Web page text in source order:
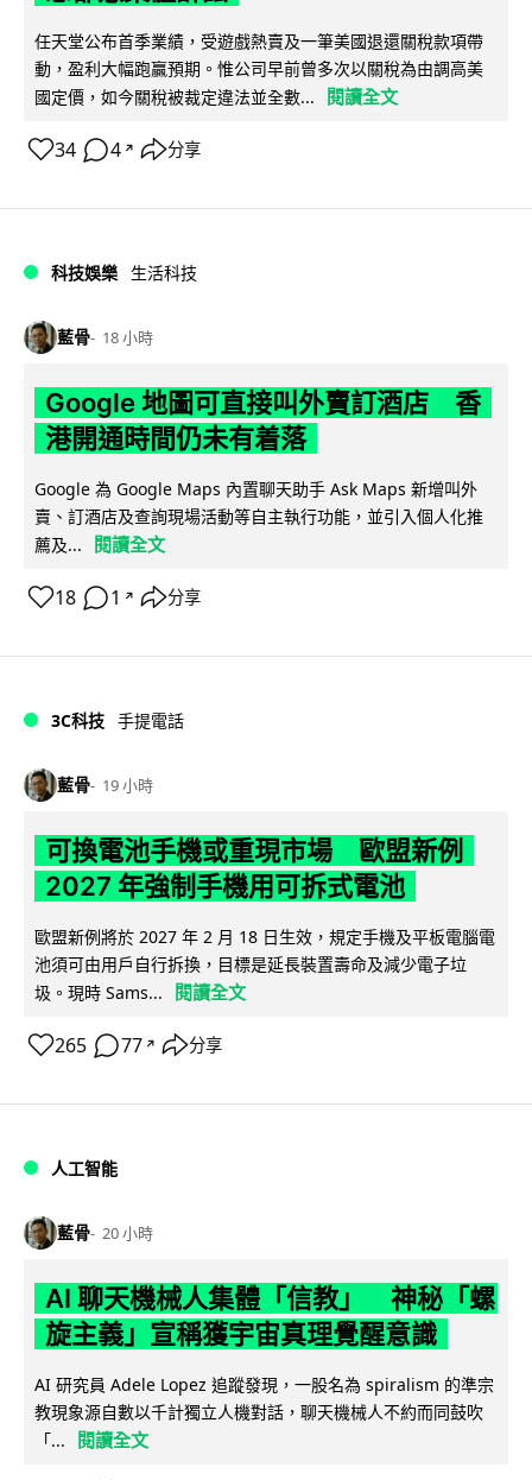
任天堂公布首季業績，受遊戲熱賣及一筆美國退還關稅款項帶
動，盈利大幅跑贏預期。惟公司早前曾多次以關稅為由調高美
國定價，如今關稅被裁定違法並全數...
閱讀全文
34 4 ↗ 分享
科技娛樂 生活科技
藍骨 18 小時
Google 地圖可直接叫外賣訂酒店 香
港開通時間仍未有着落
Google 為 Google Maps 內置聊天助手 Ask Maps 新增叫外
賣、訂酒店及查詢現場活動等自主執行功能，並引入個人化推
薦及...
閱讀全文
18 1 ↗ 分享
3C科技 手提電話
藍骨 19 小時
可換電池手機或重現市場 歐盟新例
2027 年強制手機用可拆式電池
歐盟新例將於 2027 年 2 月 18 日生效，規定手機及平板電腦電
池須可由用戶自行拆換，目標是延長裝置壽命及減少電子垃
圾。現時 Sams...
閱讀全文
265 77 ↗ 分享
人工智能
藍骨 20 小時
AI 聊天機械人集體「信教」 神秘「螺
旋主義」宣稱獲宇宙真理覺醒意識
AI 研究員 Adele Lopez 追蹤發現，一股名為 spiralism 的準宗
教現象源自數以千計獨立人機對話，聊天機械人不約而同鼓吹
「...
閱讀全文